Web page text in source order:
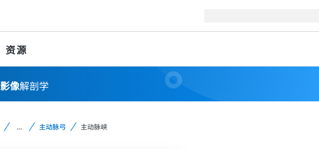
资源
影像解剖学
... 主动脉弓 主动脉峡